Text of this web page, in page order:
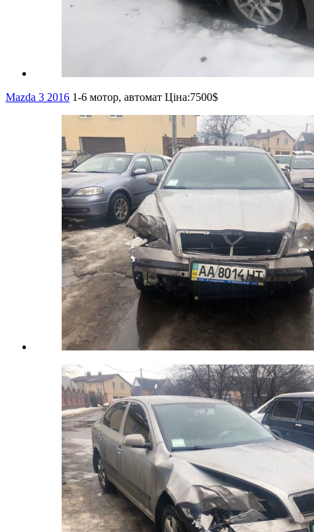
Mazda 3 2016 1-6 мотор, автомат Ціна:7500$